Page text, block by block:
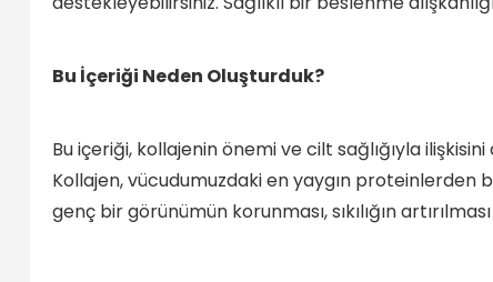
Bu İçeriği Neden Oluşturduk?
Bu içeriği, kollajenin önemi ve cilt sağlığıyla
Kollajen, vücudumuzdaki en yaygın proteinlerden
genç bir görünümün korunması, sıkılığın artırılması